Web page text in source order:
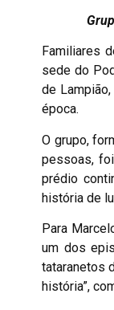
Familiares
sede do
de
época.
O grupo,
pessoas,
prédio
história de
Para
um dos
tataranetos
história”,